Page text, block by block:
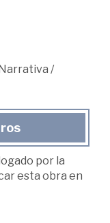
/
por la
esta obra en